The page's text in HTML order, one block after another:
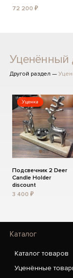
72 200 ₽
Уценённый
Другой раздел —
Уценка
Подсвечник 2 Deer
Candle Holder
discount
3 400 ₽
Каталог
Каталог товаров
Уценённые